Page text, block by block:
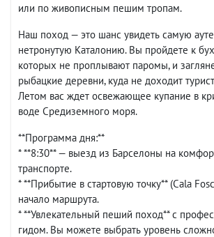
или по живописным пешим тропам.
Наш поход — это шанс увидеть самую
нетронутую Каталонию. Вы пройдете к
которых не проплывают паромы, и
рыбацкие деревни, куда не доходит
Летом вас ждет освежающее купание в
воде Средиземного моря.
**Программа дня:**
* **8:30** — выезд из Барселоны на
транспорте.
* **Прибытие в стартовую точку** (Cala
начало маршрута.
* **Увлекательный пеший поход** с
гидом. Вы можете выбрать уровень